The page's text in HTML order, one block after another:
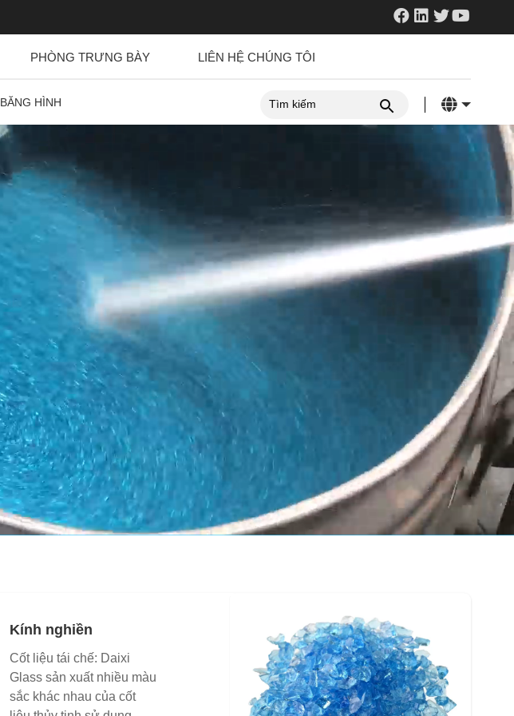
PHÒNG TRƯNG BÀY LIÊN HỆ CHÚNG TÔI
BĂNG HÌNH
Kính nghiền
Cốt liệu tái chế: Daixi
Glass sản xuất nhiều màu
sắc khác nhau của cốt